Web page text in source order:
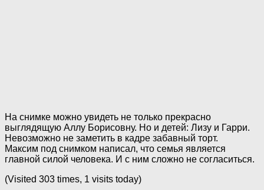
На снимке можно увидеть не только прекрасно
выглядящую Аллу Борисовну. Но и детей: Лизу и Гарри.
Невозможно не заметить в кадре забавный торт.
Максим под снимком написал, что семья является
главной силой человека. И с ним сложно не согласиться.
(Visited 303 times, 1 visits today)